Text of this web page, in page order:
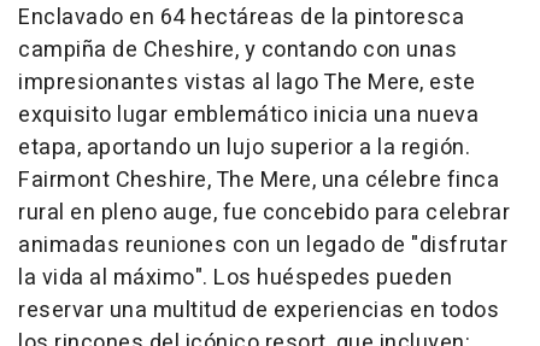
Enclavado en 64 hectáreas de la pintoresca
campiña de Cheshire, y contando con unas
impresionantes vistas al lago The Mere, este
exquisito lugar emblemático inicia una nueva
etapa, aportando un lujo superior a la región.
Fairmont Cheshire, The Mere, una célebre finca
rural en pleno auge, fue concebido para celebrar
animadas reuniones con un legado de "disfrutar
la vida al máximo". Los huéspedes pueden
reservar una multitud de experiencias en todos